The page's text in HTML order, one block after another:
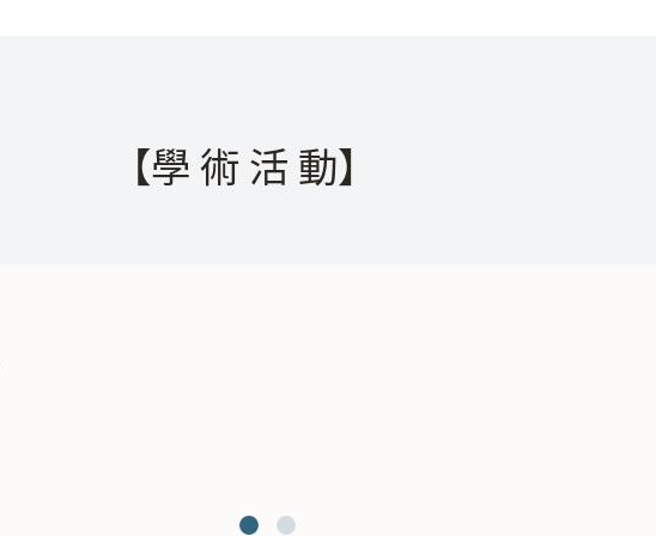
【學 術 活 動】